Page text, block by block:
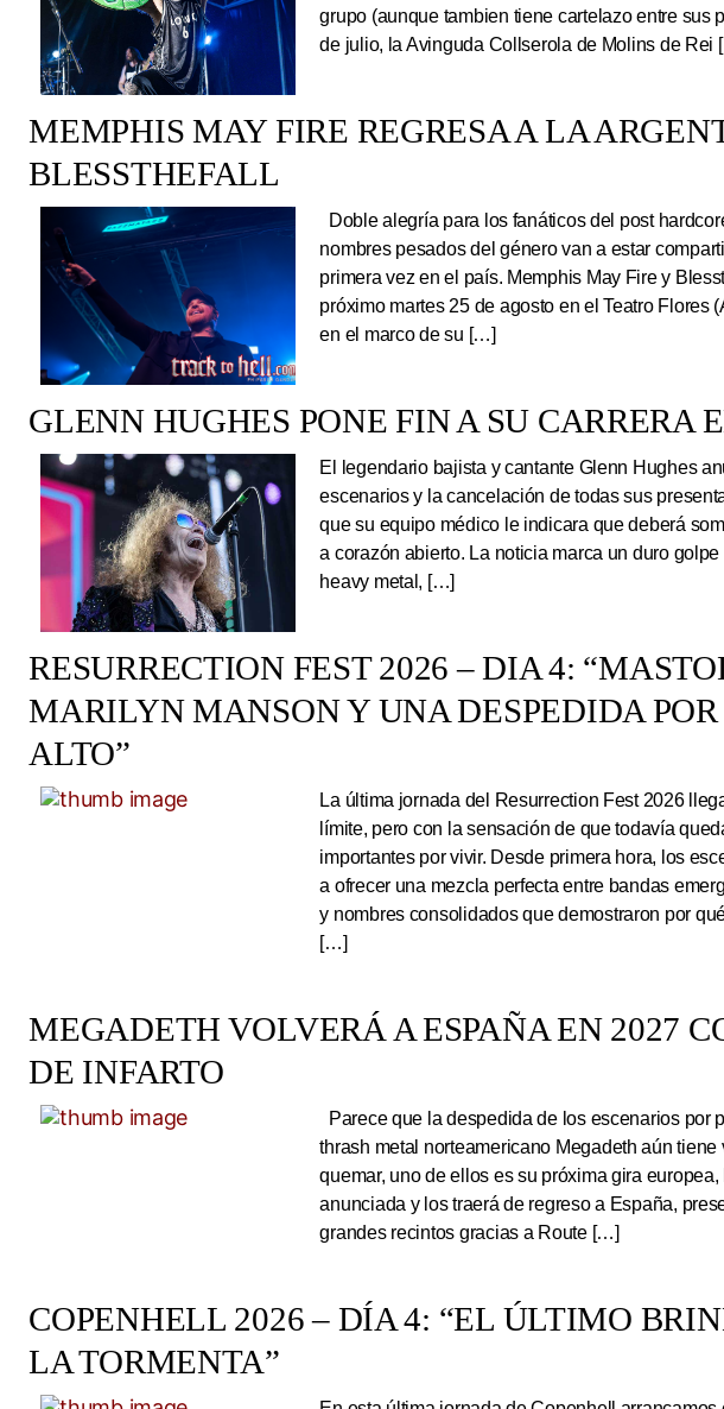
grupo (aunque tambien tiene cartelazo entre sus
de julio, la Avinguda Collserola de Molins de Rei
MEMPHIS MAY FIRE REGRESA A LA
BLESSTHEFALL
Doble alegría para los fanáticos del post
nombres pesados del género van a estar
primera vez en el país. Memphis May Fire y
próximo martes 25 de agosto en el Teatro Flores
en el marco de su […]
GLENN HUGHES PONE FIN A SU CARRERA
El legendario bajista y cantante Glenn Hughes
escenarios y la cancelación de todas sus
que su equipo médico le indicara que deberá
a corazón abierto. La noticia marca un duro
heavy metal, […]
RESURRECTION FEST 2026 – DIA 4:
MARILYN MANSON Y UNA DESPEDIDA
ALTO”
La última jornada del Resurrection Fest 2026
límite, pero con la sensación de que todavía
importantes por vivir. Desde primera hora, los
a ofrecer una mezcla perfecta entre bandas
y nombres consolidados que demostraron por
[…]
MEGADETH VOLVERÁ A ESPAÑA EN 2027
DE INFARTO
Parece que la despedida de los escenarios por
thrash metal norteamericano Megadeth aún tiene
quemar, uno de ellos es su próxima gira
anunciada y los traerá de regreso a España,
grandes recintos gracias a Route […]
COPENHELL 2026 – DÍA 4: “EL ÚLTIMO
LA TORMENTA”